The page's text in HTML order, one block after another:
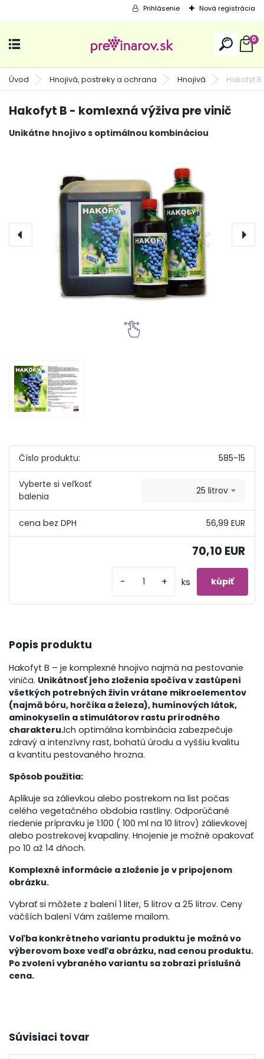
Prihlásenie Nová registrácia
0
Úvod Hnojivá, postreky a ochrana Hnojivá Hakofyt
Hakofyt B - komlexná výživa pre vinič
Unikátne hnojivo s optimálnou kombináciou
Číslo produktu: 585-15
Vyberte si veľkosť
balenia
25 litrov
56,99 EUR
70,10 EUR
- + ks
Popis produktu
Hakofyt B – je komplexné hnojivo najmä na pestovanie
viniča. Unikátnosť jeho zloženia spočíva v zastúpení
všetkých potrebných živín vrátane mikroelementov
(najmä bóru, horčíka a železa), humínových látok,
aminokyselín a stimulátorov rastu prírodného
charakteru.Ich optimálna kombinácia zabezpečuje
zdravý a intenzívny rast, bohatú úrodu a vyššiu kvalitu
a kvantitu pestovaného hrozna.
Spôsob použitia:
Aplikuje sa zálievkou alebo postrekom na list počas
celého vegetačného obdobia rastliny. Odporúčané
riedenie prípravku je 1:100 ( 100 ml na 10 litrov) zálievkovej
alebo postrekovej kvapaliny. Hnojenie je možné opakovať
po 10 až 14 dňoch.
Komplexné informácie a zloženie je v pripojenom
obrázku.
Vybrať si môžete z balení 1 liter, 5 litrov a 25 litrov. Ceny
väčších balení Vám zašleme mailom.
Voľba konkrétneho variantu produktu je možná vo
výberovom boxe vedľa obrázku, nad cenou produktu.
Po zvolení vybraného variantu sa zobrazí príslušná
cena.
Súvisiaci tovar